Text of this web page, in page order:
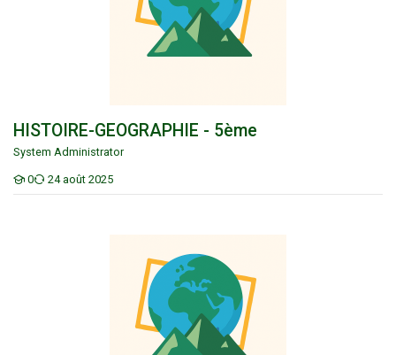
HISTOIRE-GEOGRAPHIE - 5ème
System Administrator
0
Étudiants
24 août 2025